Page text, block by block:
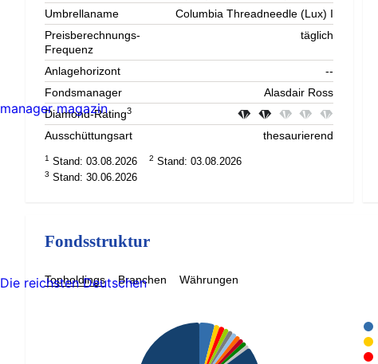
Umbrellaname
Columbia Threadneedle (Lux) I
Preisberechnungs-
Frequenz
täglich
Anlagehorizont
--
Fondsmanager
Alasdair Ross
Diamond-Rating3
Ausschüttungsart thesaurierend
1 Stand: 03.08.2026 2 Stand: 03.08.2026
3 Stand: 30.06.2026
Fondsstruktur
Topholdings Branchen Währungen
manager magazin
Die reichsten Deutschen